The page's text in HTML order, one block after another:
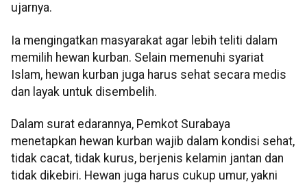
ujarnya.
Ia mengingatkan masyarakat agar lebih teliti dalam
memilih hewan kurban. Selain memenuhi syariat
Islam, hewan kurban juga harus sehat secara medis
dan layak untuk disembelih.
Dalam surat edarannya, Pemkot Surabaya
menetapkan hewan kurban wajib dalam kondisi sehat,
tidak cacat, tidak kurus, berjenis kelamin jantan dan
tidak dikebiri. Hewan juga harus cukup umur, yakni